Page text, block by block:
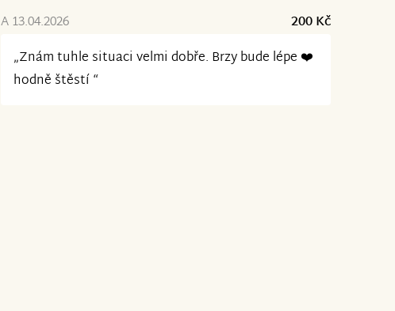
A 13.04.2026
200 Kč
„Znám tuhle situaci velmi dobře. Brzy bude lépe ❤️
hodně štěstí “